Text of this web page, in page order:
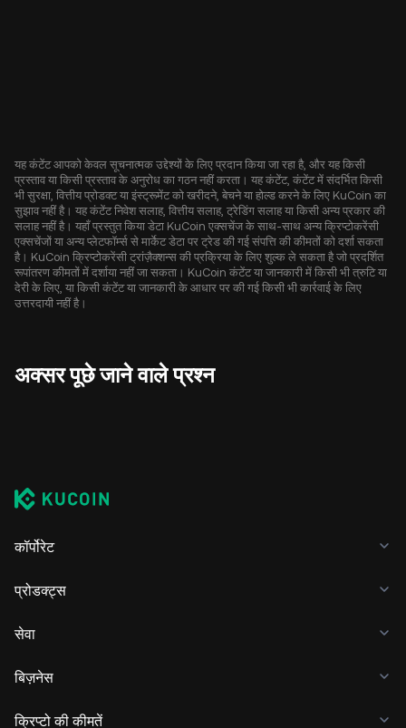
यह कंटेंट आपको केवल सूचनात्मक उद्देश्यों के लिए प्रदान किया जा रहा है, और यह किसी
प्रस्ताव या किसी प्रस्ताव के अनुरोध का गठन नहीं करता। यह कंटेंट, कंटेंट में संदर्भित किसी
भी सुरक्षा, वित्तीय प्रोडक्ट या इंस्ट्रूमेंट को खरीदने, बेचने या होल्ड करने के लिए KuCoin का
सुझाव नहीं है। यह कंटेंट निवेश सलाह, वित्तीय सलाह, ट्रेडिंग सलाह या किसी अन्य प्रकार की
सलाह नहीं है। यहाँ प्रस्तुत किया डेटा KuCoin एक्सचेंज के साथ-साथ अन्य क्रिप्टोकरेंसी
एक्सचेंजों या अन्य प्लेटफॉर्म्स से मार्केट डेटा पर ट्रेड की गई संपत्ति की कीमतों को दर्शा सकता
है। KuCoin क्रिप्टोकरेंसी ट्रांज़ैक्शन्स की प्रक्रिया के लिए शुल्क ले सकता है जो प्रदर्शित
रूपांतरण कीमतों में दर्शाया नहीं जा सकता। KuCoin कंटेंट या जानकारी में किसी भी त्रुटि या
देरी के लिए, या किसी कंटेंट या जानकारी के आधार पर की गई किसी भी कार्रवाई के लिए
उत्तरदायी नहीं है।
अक्सर पूछे जाने वाले प्रश्न
कॉर्पोरेट
प्रोडक्ट्स
सेवा
बिज़नेस
क्रिप्टो की कीमतें